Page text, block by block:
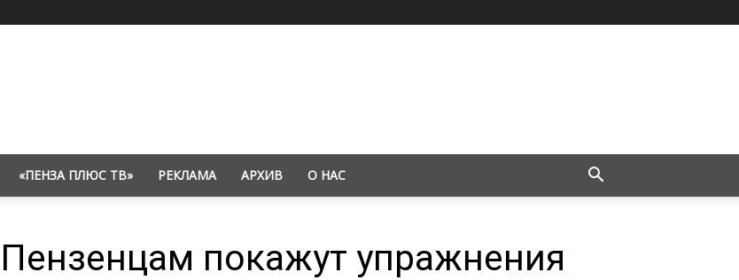
«ПЕНЗА ПЛЮС ТВ» РЕКЛАМА АРХИВ О НАС
Пензенцам покажут упражнения